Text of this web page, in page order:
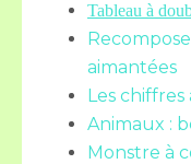
Tableau à
aimantées
Les chiffres
Animaux :
Monstre à